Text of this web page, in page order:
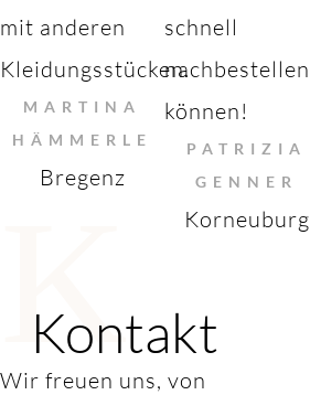
mit anderen
Kleidungsstücken.
MARTINA
HÄMMERLE
Bregenz
schnell
nachbestellen
können!
PATRIZIA
GENNER
Korneuburg
K
Kontakt
Wir freuen uns, von